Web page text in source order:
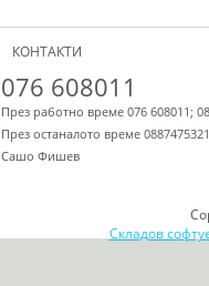
КОНТАКТИ
076 608011
През работно време 076 608011;
През останалото време 0887475321
Сашо Фишев
Складов